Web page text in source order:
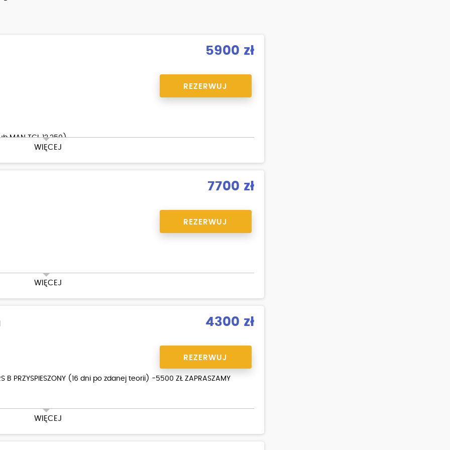
5900 zł
REZERWUJ
WIĘCEJ
MAN TGL 12.250)
zawodowych:
7700 zł
REZERWUJ
WIĘCEJ
zawodowych:
4300 zł
REZERWUJ
WIĘCEJ
B PRZYSPIESZONY (16 dni po zdanej teorii) -5500 ZŁ ZAPRASZAMY